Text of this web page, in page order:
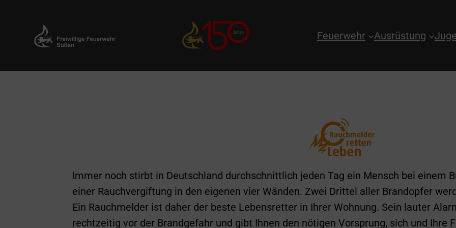
Feuerwehr Ausrüstung
Immer noch stirbt in Deutschland durchschnittlich jeden Tag ein Mensch bei einem
einer Rauchvergiftung in den eigenen vier Wänden. Zwei Drittel aller Brandopfer
Ein Rauchmelder ist daher der beste Lebensretter in Ihrer Wohnung. Sein lauter
rechtzeitig vor der Brandgefahr und gibt Ihnen den nötigen Vorsprung, sich und Ihre